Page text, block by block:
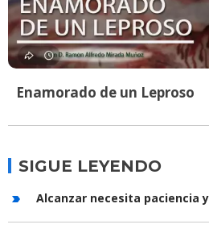
Enamorado de un Leproso
SIGUE LEYENDO
Alcanzar necesita paciencia